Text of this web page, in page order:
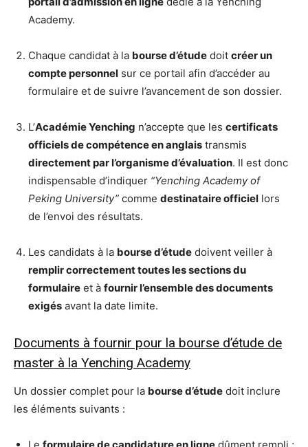
Academy.
Chaque candidat à la bourse d’étude doit créer un
compte personnel sur ce portail afin d’accéder au
formulaire et de suivre l’avancement de son dossier.
L’Académie Yenching n’accepte que les certificats
officiels de compétence en anglais transmis
directement par l’organisme d’évaluation. Il est donc
indispensable d’indiquer “Yenching Academy of
Peking University” comme destinataire officiel lors
de l’envoi des résultats.
Les candidats à la bourse d’étude doivent veiller à
remplir correctement toutes les sections du
formulaire et à fournir l’ensemble des documents
exigés avant la date limite.
Documents à fournir pour la bourse d’étude de
master à la Yenching Academy
Un dossier complet pour la bourse d’étude doit inclure
les éléments suivants :